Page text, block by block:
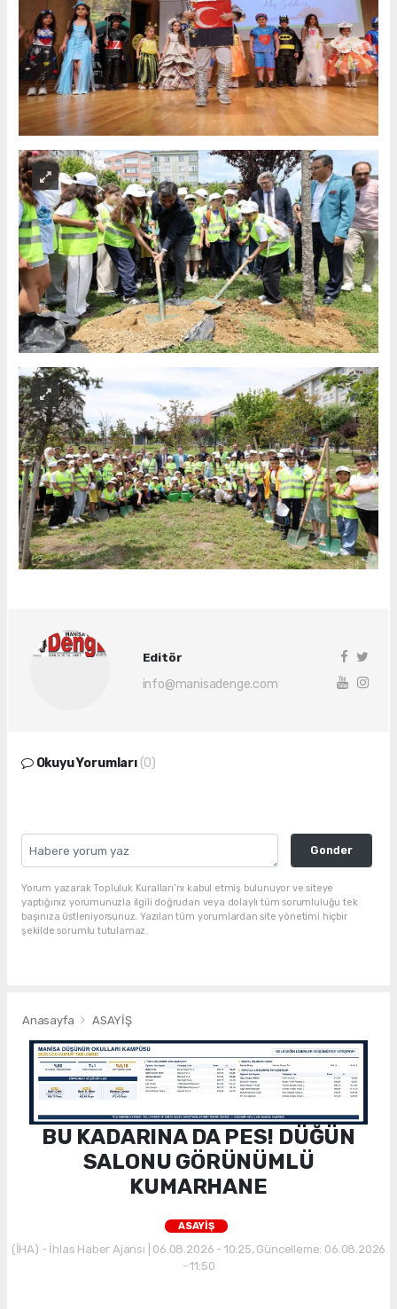
Editör
info@manisadenge.com
Okuyu Yorumları (0)
Gonder
Yorum yazarak Topluluk Kuralları’nı kabul etmiş bulunuyor ve siteye
yaptığınız yorumunuzla ilgili doğrudan veya dolaylı tüm sorumluluğu tek
başınıza üstleniyorsunuz. Yazılan tüm yorumlardan site yönetimi hiçbir
şekilde sorumlu tutulamaz.
Anasayfa ASAYİŞ
BU KADARINA DA PES! DÜĞÜN
SALONU GÖRÜNÜMLÜ
KUMARHANE
ASAYİŞ
(İHA) - İhlas Haber Ajansı | 06.08.2026 - 10:25, Güncelleme: 06.08.2026
- 11:50